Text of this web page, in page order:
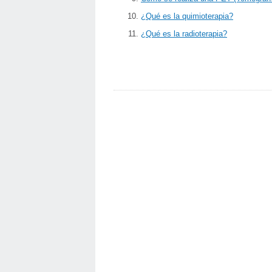
¿Qué es la quimioterapia?
¿Qué es la radioterapia?